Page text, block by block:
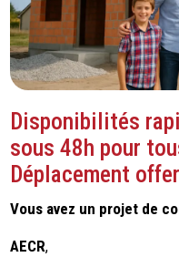
Disponibilités
sous 48h pour
Déplacement
Vous avez un projet de
AECR,